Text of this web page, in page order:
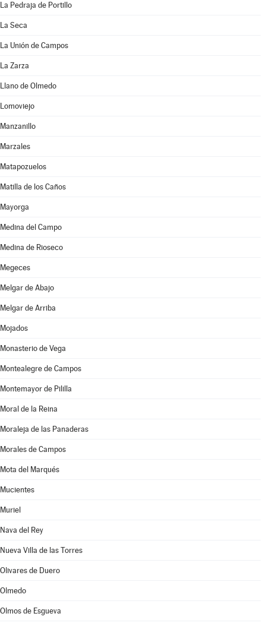
La Pedraja de Portillo
La Seca
La Unión de Campos
La Zarza
Llano de Olmedo
Lomoviejo
Manzanillo
Marzales
Matapozuelos
Matilla de los Caños
Mayorga
Medina del Campo
Medina de Rioseco
Megeces
Melgar de Abajo
Melgar de Arriba
Mojados
Monasterio de Vega
Montealegre de Campos
Montemayor de Pililla
Moral de la Reina
Moraleja de las Panaderas
Morales de Campos
Mota del Marqués
Mucientes
Muriel
Nava del Rey
Nueva Villa de las Torres
Olivares de Duero
Olmedo
Olmos de Esgueva